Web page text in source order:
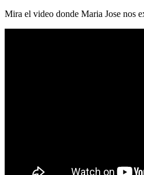
Mira el video donde Maria Jose nos